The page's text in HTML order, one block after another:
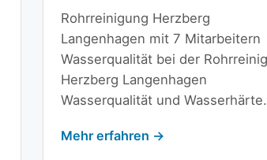
Rohrreinigung Herzberg
Langenhagen mit 7 Mitarbeitern
Wasserqualität bei der
Herzberg Langenhagen
Wasserqualität und
Mehr erfahren →